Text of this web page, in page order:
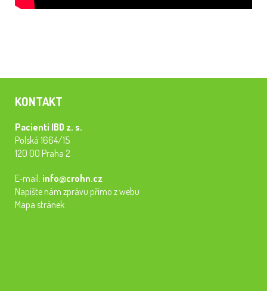
KONTAKT
Pacienti IBD z. s.
Polská 1664/15
120 00 Praha 2
E-mail: info@crohn.cz
Napište nám zprávu přímo z webu
Mapa stránek